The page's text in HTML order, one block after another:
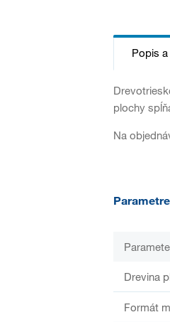
Popis
plochy
Na
Parametre
Drevina
Formát